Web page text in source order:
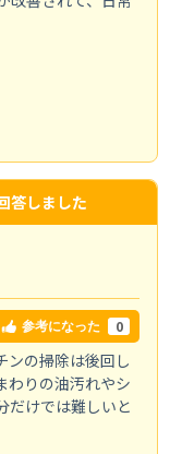
答しました
参考になった 0
ンの掃除は後回し
わりの油汚れやシ
だけでは難しいと